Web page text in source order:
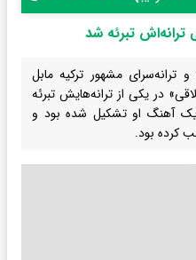
تبرئه شد
و ترانه‌سرای مشهور ترکیه مابل
در یکی از ترانه‌هایش تبرئه
یک آهنگ او تشکیل شده بود و
کرده بود.